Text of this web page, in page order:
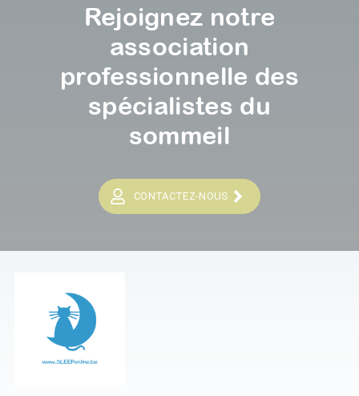
Rejoignez notre
association
professionnelle des
spécialistes du
sommeil
CONTACTEZ-NOUS